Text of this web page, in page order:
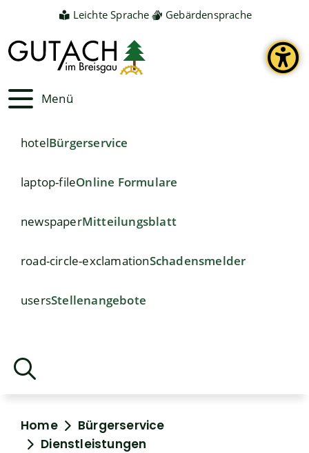
Leichte Sprache Gebärdensprache
Menü
hotelBürgerservice
laptop-fileOnline Formulare
newspaperMitteilungsblatt
road-circle-exclamationSchadensmelder
usersStellenangebote
Home
Bürgerservice
Dienstleistungen